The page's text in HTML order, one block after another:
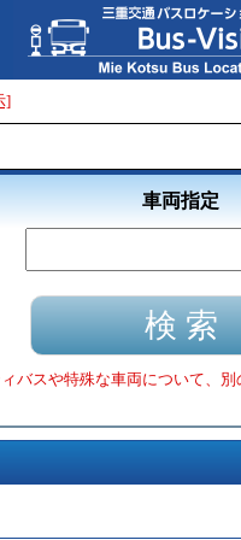
]
車両指定
バスや特殊な車両について、